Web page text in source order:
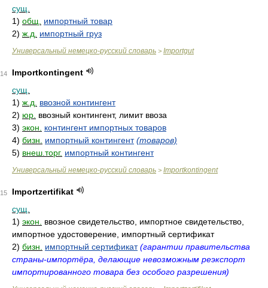
сущ.
1) общ.
импортный товар
2) ж.д. импортный груз
Универсальный немецко-русский словарь > Importgut
14
Importkontingent
сущ.
1) ж.д.
ввозной контингент
2) юр. ввозный контингент, лимит ввоза
3) экон.
контингент импортных товаров
4) бизн. импортный контингент (товаров)
5) внеш.торг. импортный контингент
Универсальный немецко-русский словарь > Importkontingent
15
Importzertifikat
сущ.
1) экон.
ввозное свидетельство, импортное свидетельство,
импортное удостоверение, импортный сертификат
2) бизн. импортный сертификат (гарантии правительства
страны-импортёра, делающие невозможным реэкспорт
импортированного товара без особого разрешения)